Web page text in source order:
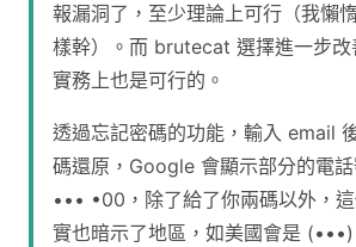
報漏洞了，至少理論上可行（我懶
樣幹）。而 brutecat 選擇進一步改
實務上也是可行的。
透過忘記密碼的功能，輸入 email
碼還原，Google 會顯示部分的電
••• •00，除了給了你兩碼以外，
實也暗示了地區，如美國會是